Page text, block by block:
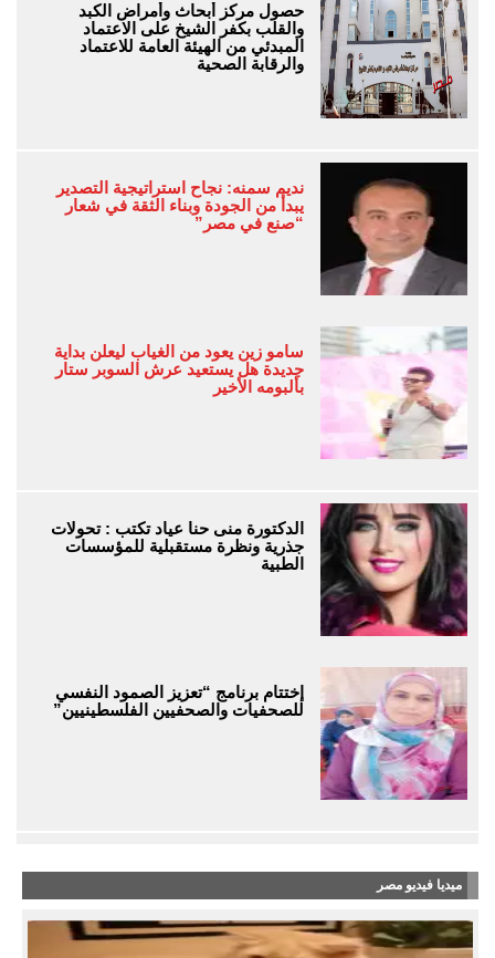
حصول مركز أبحاث وأمراض الكبد
والقلب بكفر الشيخ على الاعتماد
المبدئي من الهيئة العامة للاعتماد
والرقابة الصحية
نديم سمنه: نجاح استراتيجية التصدير
يبدأ من الجودة وبناء الثقة في شعار
“صنع في مصر”
سامو زين يعود من الغياب ليعلن بداية
جديدة هل يستعيد عرش السوبر ستار
بألبومه الأخير
الدكتورة منى حنا عياد تكتب : تحولات
جذرية ونظرة مستقبلية للمؤسسات
الطبية
إختتام برنامج “تعزيز الصمود النفسي
للصحفيات والصحفيين الفلسطينيين”
ميديا فيديو مصر